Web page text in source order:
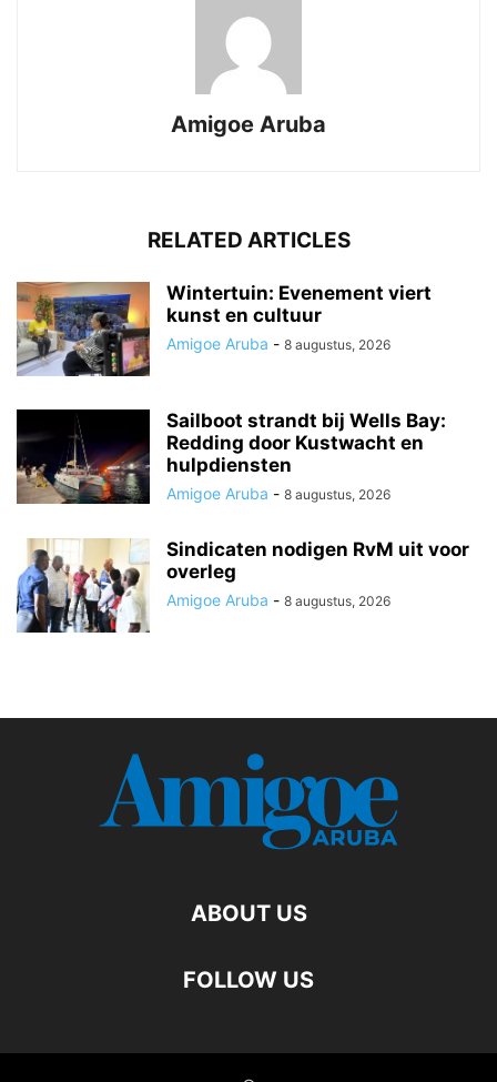
Amigoe Aruba
RELATED ARTICLES
Wintertuin: Evenement viert
kunst en cultuur
Amigoe Aruba - 8 augustus, 2026
Sailboot strandt bij Wells Bay:
Redding door Kustwacht en
hulpdiensten
Amigoe Aruba - 8 augustus, 2026
Sindicaten nodigen RvM uit voor
overleg
Amigoe Aruba - 8 augustus, 2026
ABOUT US
FOLLOW US